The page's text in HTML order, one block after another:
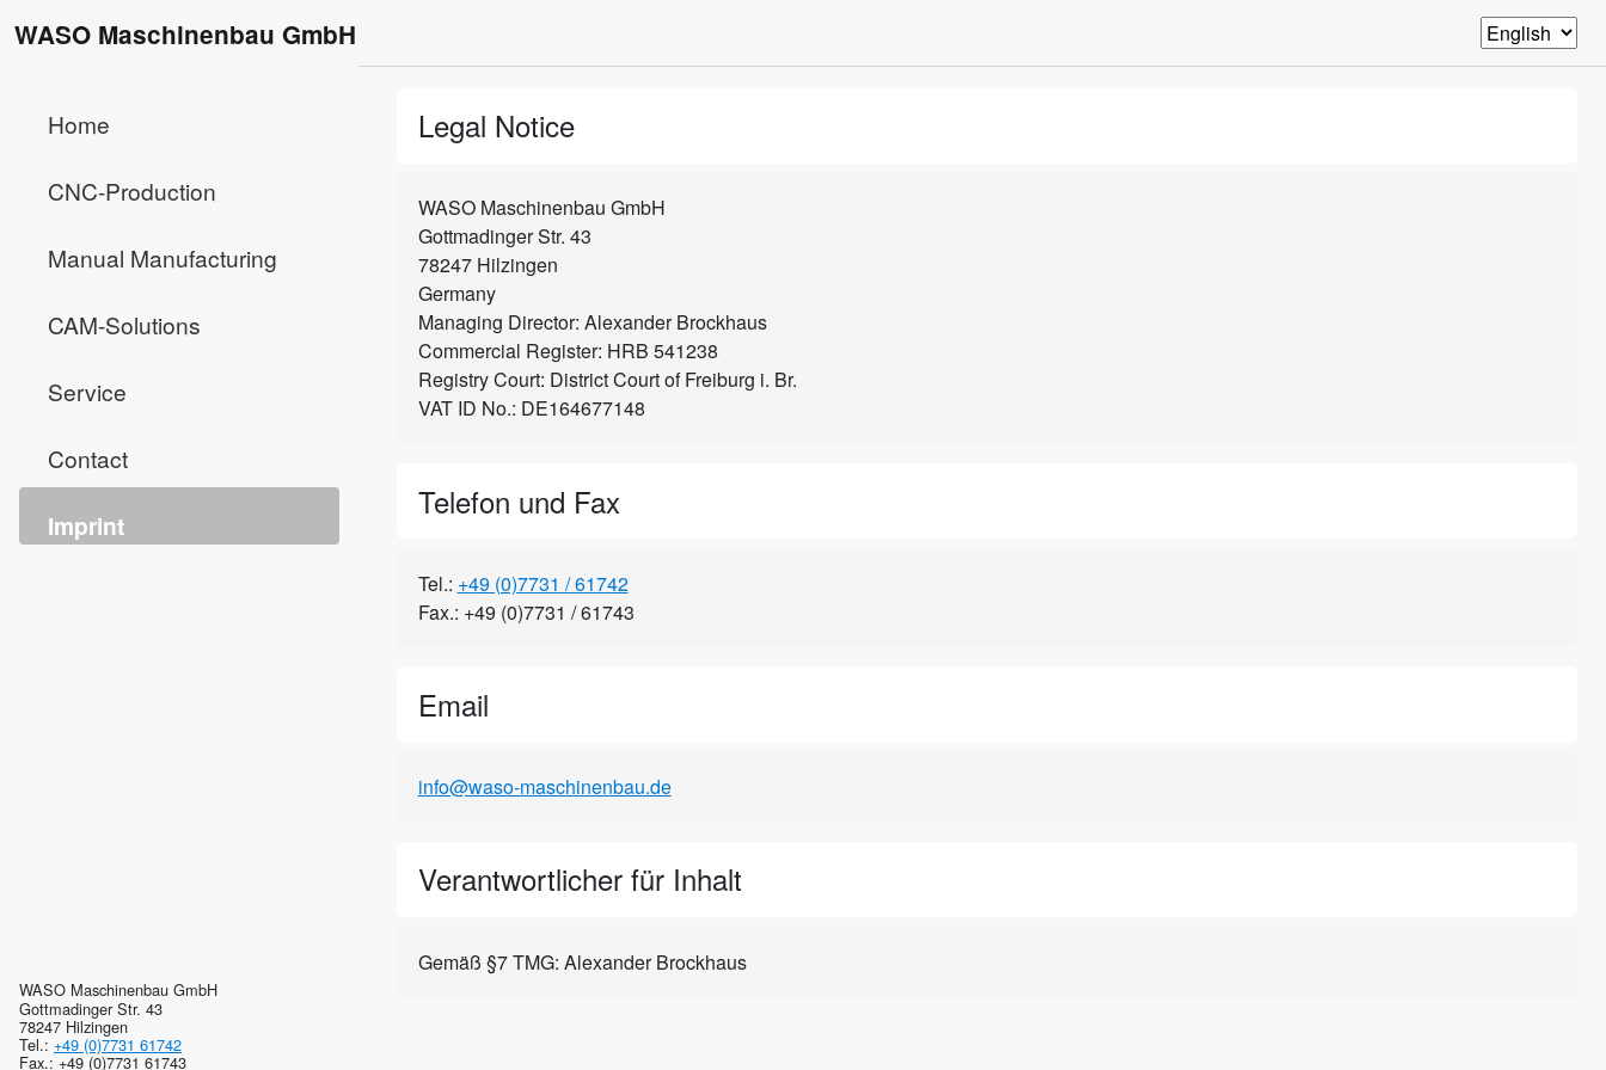
WASO Maschinenbau GmbH
Home
CNC-Production
Manual Manufacturing
CAM-Solutions
Service
Contact
Imprint
WASO Maschinenbau GmbH
Gottmadinger Str. 43
78247 Hilzingen
Tel.: +49 (0)7731 61742
Fax.: +49 (0)7731 61743
Legal Notice
WASO Maschinenbau GmbH
Gottmadinger Str. 43
78247 Hilzingen
Germany
Managing Director: Alexander Brockhaus
Commercial Register: HRB 541238
Registry Court: District Court of Freiburg i. Br.
VAT ID No.: DE164677148
Telefon und Fax
Tel.: +49 (0)7731 / 61742
Fax.: +49 (0)7731 / 61743
Email
info@waso-maschinenbau.de
Verantwortlicher für Inhalt
Gemäß §7 TMG: Alexander Brockhaus